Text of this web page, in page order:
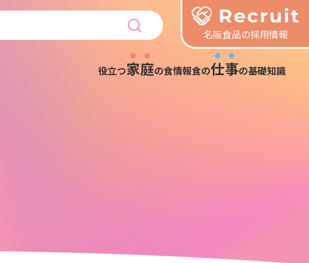
役立つ家庭の食情報食の仕事の基礎知識
名阪食品の採用情報